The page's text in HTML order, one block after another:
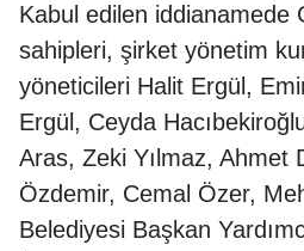
Kabul edilen iddianamede
sahipleri, şirket yönetim
yöneticileri Halit Ergül,
Ergül, Ceyda
Aras, Zeki Yılmaz, Ahmet
Özdemir, Cemal Özer,
Belediyesi Başkan